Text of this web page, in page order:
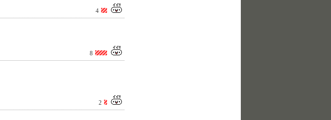
4
8
2